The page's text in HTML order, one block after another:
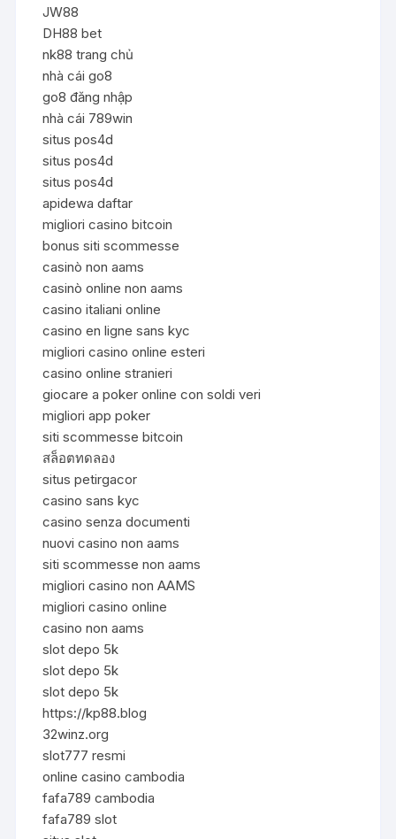
JW88
DH88 bet
nk88 trang chủ
nhà cái go8
go8 đăng nhập
nhà cái 789win
situs pos4d
situs pos4d
situs pos4d
apidewa daftar
migliori casino bitcoin
bonus siti scommesse
casinò non aams
casinò online non aams
casino italiani online
casino en ligne sans kyc
migliori casino online esteri
casino online stranieri
giocare a poker online con soldi veri
migliori app poker
siti scommesse bitcoin
สล็อตทดลอง
situs petirgacor
casino sans kyc
casino senza documenti
nuovi casino non aams
siti scommesse non aams
migliori casino non AAMS
migliori casino online
casino non aams
slot depo 5k
slot depo 5k
slot depo 5k
https://kp88.blog
32winz.org
slot777 resmi
online casino cambodia
fafa789 cambodia
fafa789 slot